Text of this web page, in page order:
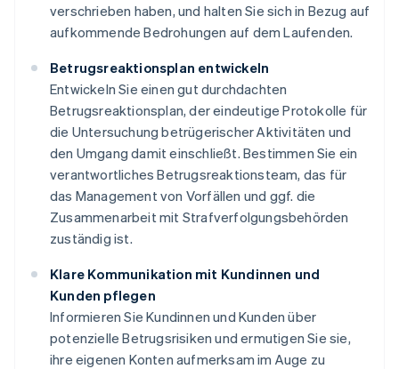
verschrieben haben, und halten Sie sich in Bezug auf
aufkommende Bedrohungen auf dem Laufenden.
Betrugsreaktionsplan entwickeln
Entwickeln Sie einen gut durchdachten
Betrugsreaktionsplan, der eindeutige Protokolle für
die Untersuchung betrügerischer Aktivitäten und
den Umgang damit einschließt. Bestimmen Sie ein
verantwortliches Betrugsreaktionsteam, das für
das Management von Vorfällen und ggf. die
Zusammenarbeit mit Strafverfolgungsbehörden
zuständig ist.
Klare Kommunikation mit Kundinnen und
Kunden pflegen
Informieren Sie Kundinnen und Kunden über
potenzielle Betrugsrisiken und ermutigen Sie sie,
ihre eigenen Konten aufmerksam im Auge zu